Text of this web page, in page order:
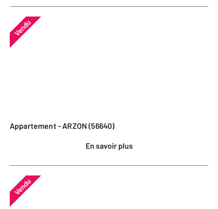
Vendu
Appartement - ARZON (56640)
En savoir plus
Vendu